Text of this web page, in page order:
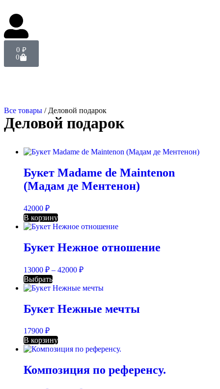
0 ₽
0
Все товары / Деловой подарок
Деловой подарок
Букет Madame de Maintenon
(Мадам де Ментенон)
42000 ₽
В корзину
Букет Нежное отношение
13000 ₽ – 42000 ₽
Выбрать
Букет Нежные мечты
17900 ₽
В корзину
Композиция по референсу.